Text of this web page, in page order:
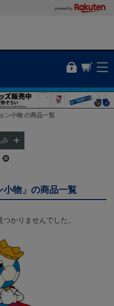
powered by
ン小物 の商品一覧
小物」の商品一覧
かりませんでした。